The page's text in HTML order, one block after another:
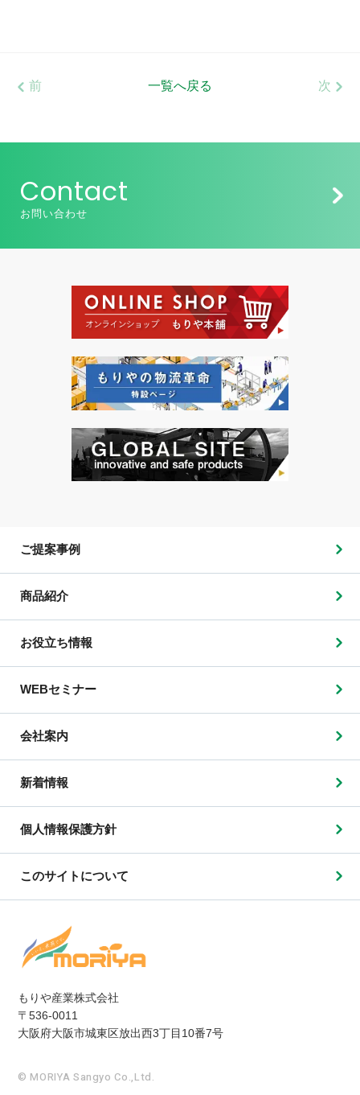
前 一覧へ戻る 次
Contact
お問い合わせ
もりや産業株式会社
〒536-0011
大阪府大阪市城東区放出西3丁目10番7号
ご提案事例
商品紹介
お役立ち情報
WEBセミナー
会社案内
新着情報
個人情報保護方針
このサイトについて
© MORIYA Sangyo Co.,Ltd.